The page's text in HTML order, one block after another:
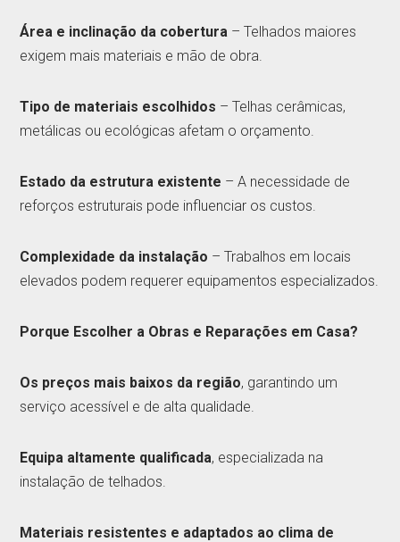
Área e inclinação da cobertura – Telhados maiores
exigem mais materiais e mão de obra.
Tipo de materiais escolhidos – Telhas cerâmicas,
metálicas ou ecológicas afetam o orçamento.
Estado da estrutura existente – A necessidade de
reforços estruturais pode influenciar os custos.
Complexidade da instalação – Trabalhos em locais
elevados podem requerer equipamentos especializados.
Porque Escolher a Obras e Reparações em Casa?
Os preços mais baixos da região, garantindo um
serviço acessível e de alta qualidade.
Equipa altamente qualificada, especializada na
instalação de telhados.
Materiais resistentes e adaptados ao clima de